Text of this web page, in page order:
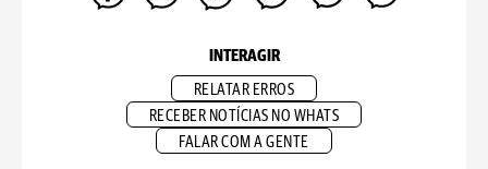
INTERAGIR
RELATAR ERROS
RECEBER NOTÍCIAS NO WHATS
FALAR COM A GENTE